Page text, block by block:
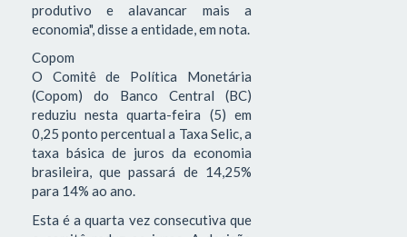
produtivo e alavancar mais a
economia", disse a entidade, em nota.
Copom
O Comitê de Política Monetária
(Copom) do Banco Central (BC)
reduziu nesta quarta-feira (5) em
0,25 ponto percentual a Taxa Selic, a
taxa básica de juros da economia
brasileira, que passará de 14,25%
para 14% ao ano.
Esta é a quarta vez consecutiva que